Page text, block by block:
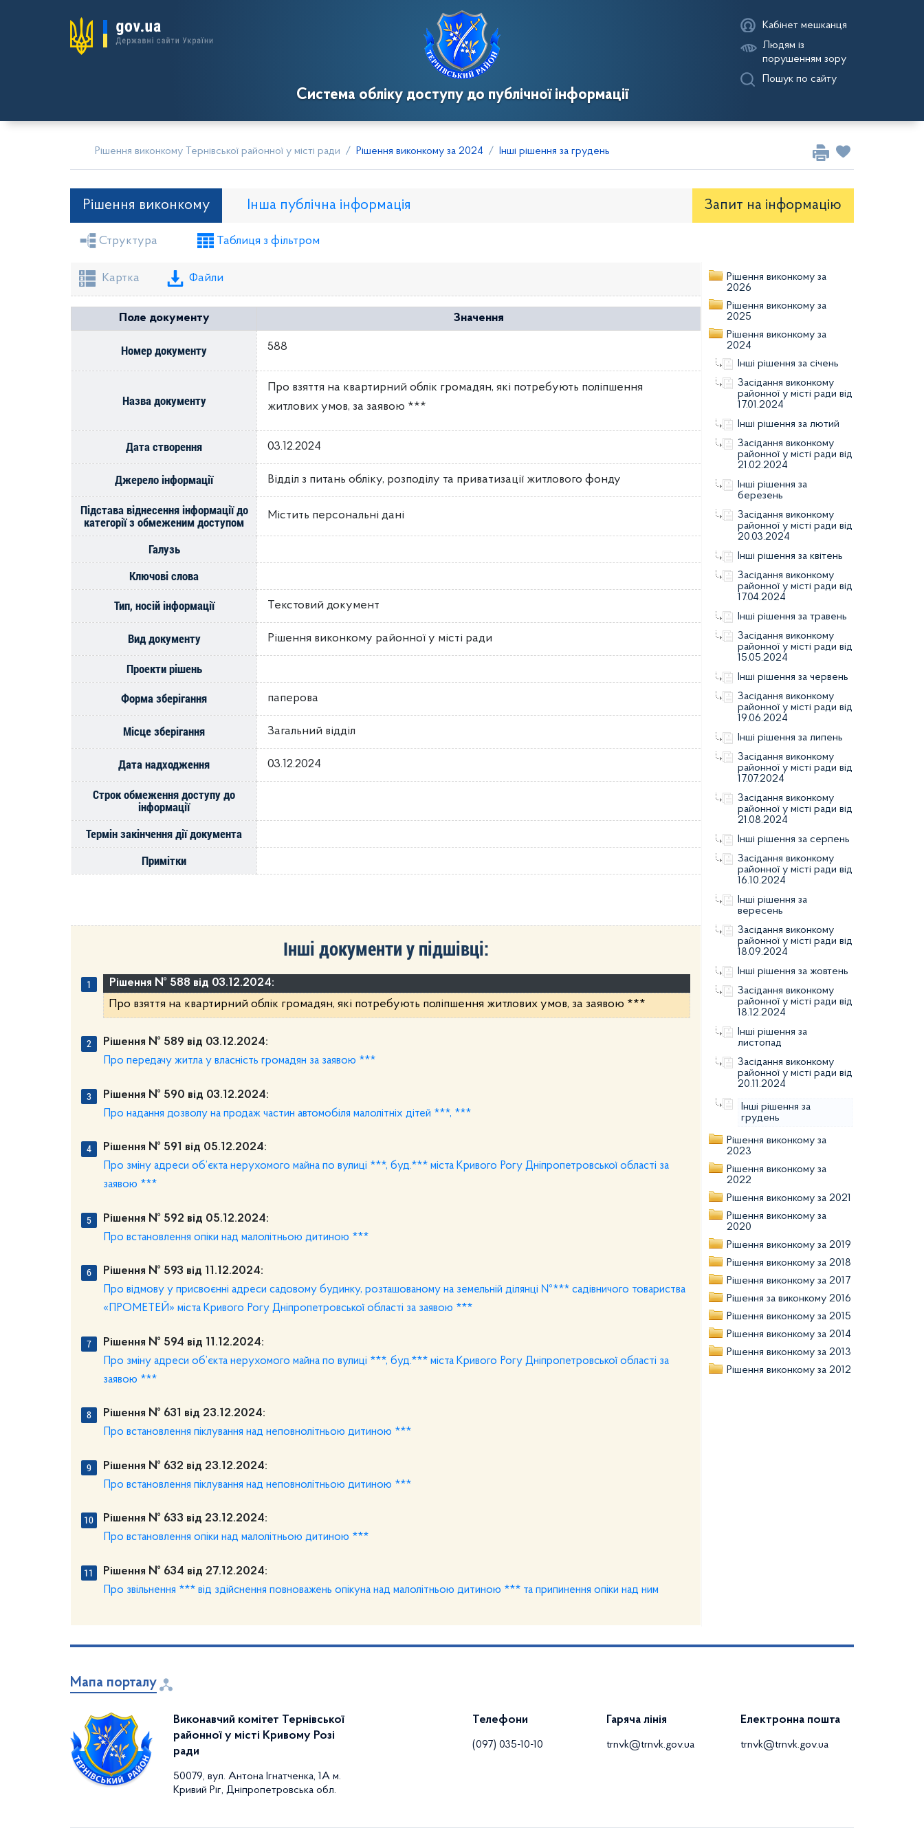
Система обліку доступу до публічної інформації
Кабінет мешканця
Людям із
порушенням зору
Пошук по сайту
Рішення виконкому Тернівської районної у місті ради Рішення виконкому за 2024 Інші рішення за грудень
Рішення виконкому Інша публічна інформація Запит на iнформацію
Засідання районної ради Рішення виконкому
Структура Таблиця з фільтром
Картка Файли
Поле документу Значення
Номер документу 588
Назва документу
Про взяття на квартирний облік громадян, які потребують поліпшення
житлових умов, за заявою ***
Дата створення 03.12.2024
Джерело інформації Відділ з питань обліку, розподілу та приватизації житлового фонду
Підстава віднесення інформації до
категорії з обмеженим доступом Містить персональні дані
Галузь
Ключові слова
Тип, носій інформації
Текстовий документ
Вид документу Рішення виконкому районної у місті ради
Проекти рішень
Форма зберігання
паперова
Місце зберігання Загальний відділ
Дата надходження 03.12.2024
Строк обмеження доступу до
інформації
Термін закінчення дії документа
Примітки
Інші документи у підшівці:
Рішення № 588 від 03.12.2024:
Про взяття на квартирний облік громадян, які потребують поліпшення житлових умов, за заявою ***
Рішення № 589 від 03.12.2024:
Про передачу житла у власність громадян за заявою ***
Рішення № 590 від 03.12.2024:
Про надання дозволу на продаж частин автомобіля малолітніх дітей ***, ***
Рішення № 591 від 05.12.2024:
Про зміну адреси об’єкта нерухомого майна по вулиці ***, буд.*** міста Кривого Рогу Дніпропетровської області за
заявою ***
Рішення № 592 від 05.12.2024:
Про встановлення опіки над малолітньою дитиною ***
Рішення № 593 від 11.12.2024:
Про відмову у присвоєнні адреси садовому будинку, розташованому на земельній ділянці №*** садівничого товариства
«ПРОМЕТЕЙ» міста Кривого Рогу Дніпропетровської області за заявою ***
Рішення № 594 від 11.12.2024:
Про зміну адреси об’єкта нерухомого майна по вулиці ***, буд.*** міста Кривого Рогу Дніпропетровської області за
заявою ***
Рішення № 631 від 23.12.2024:
Про встановлення піклування над неповнолітньою дитиною ***
Рішення № 632 від 23.12.2024:
Про встановлення піклування над неповнолітньою дитиною ***
Рішення № 633 від 23.12.2024:
Про встановлення опіки над малолітньою дитиною ***
Рішення № 634 від 27.12.2024:
Про звільнення *** від здійснення повноважень опікуна над малолітньою дитиною *** та припинення опіки над ним
Рішення виконкому за
2026
Рішення виконкому за
2025
Рішення виконкому за
2024
Інші рішення за січень
Засідання виконкому
районної у місті ради від
17.01.2024
Інші рішення за лютий
Засідання виконкому
районної у місті ради від
21.02.2024
Інші рішення за
березень
Засідання виконкому
районної у місті ради від
20.03.2024
Інші рішення за квітень
Засідання виконкому
районної у місті ради від
17.04.2024
Інші рішення за травень
Засідання виконкому
районної у місті ради від
15.05.2024
Інші рішення за червень
Засідання виконкому
районної у місті ради від
19.06.2024
Інші рішення за липень
Засідання виконкому
районної у місті ради від
17.07.2024
Засідання виконкому
районної у місті ради від
21.08.2024
Інші рішення за серпень
Засідання виконкому
районної у місті ради від
16.10.2024
Інші рішення за
вересень
Засідання виконкому
районної у місті ради від
18.09.2024
Інші рішення за жовтень
Засідання виконкому
районної у місті ради від
18.12.2024
Інші рішення за
листопад
Засідання виконкому
районної у місті ради від
20.11.2024
Інші рішення за
грудень
Рішення виконкому за
2023
Рішення виконкому за
2022
Рішення виконкому за 2021
Рішення виконкому за
2020
Рішення виконкому за 2019
Рішення виконкому за 2018
Рішення виконкому за 2017
Рішення за виконкому 2016
Рішення виконкому за 2015
Рішення виконкому за 2014
Рішення виконкому за 2013
Рішення виконкому за 2012
Мапа порталу
Виконавчий комітет Тернівської
районної у місті Кривому Розі
ради
50079, вул. Антона Ігнатченка, 1А м.
Кривий Ріг, Дніпропетровська обл.
Телефони
(097) 035-10-10
Гаряча лінія
trnvk@trnvk.gov.ua
Електронна пошта
trnvk@trnvk.gov.ua